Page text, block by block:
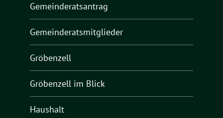
Gemeinderatsantrag
Gemeinderatsmitglieder
Gröbenzell
Gröbenzell im Blick
Haushalt